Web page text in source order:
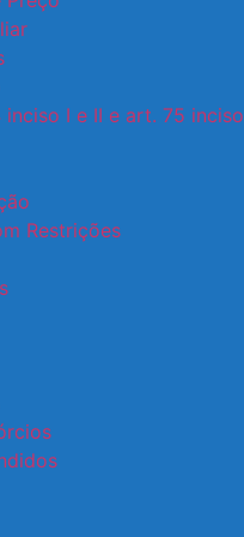
I e II e art. 75
Restrições